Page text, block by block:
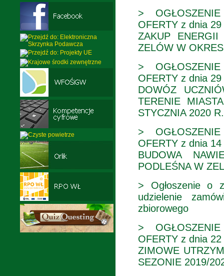
>
OFERTY z dnia
ZAKUP
ZELÓW W
>
OFERTY z dnia
DOWÓZ
TERENIE
STYCZNIA 2020
>
OFERTY z dnia
BUDOWA
PODLEŚNA W
> Ogłoszenie o
udzielenie
zbiorowego
>
OFERTY z dnia
ZIMOWE
SEZONIE 2019/